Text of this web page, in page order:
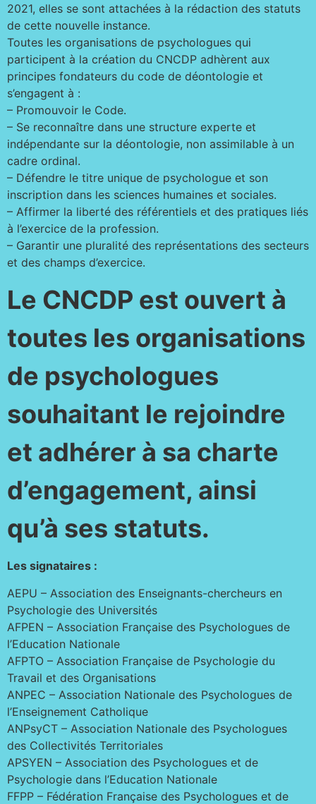
2021, elles se sont attachées à la rédaction des statuts
de cette nouvelle instance.
Toutes les organisations de psychologues qui
participent à la création du CNCDP adhèrent aux
principes fondateurs du code de déontologie et
s’engagent à :
– Promouvoir le Code.
– Se reconnaître dans une structure experte et
indépendante sur la déontologie, non assimilable à un
cadre ordinal.
– Défendre le titre unique de psychologue et son
inscription dans les sciences humaines et sociales.
– Affirmer la liberté des référentiels et des pratiques liés
à l’exercice de la profession.
– Garantir une pluralité des représentations des secteurs
et des champs d’exercice.
Le CNCDP est ouvert à
toutes les organisations
de psychologues
souhaitant le rejoindre
et adhérer à sa charte
d’engagement, ainsi
qu’à ses statuts.
Les signataires :
AEPU – Association des Enseignants-chercheurs en
Psychologie des Universités
AFPEN – Association Française des Psychologues de
l’Education Nationale
AFPTO – Association Française de Psychologie du
Travail et des Organisations
ANPEC – Association Nationale des Psychologues de
l’Enseignement Catholique
ANPsyCT – Association Nationale des Psychologues
des Collectivités Territoriales
APSYEN – Association des Psychologues et de
Psychologie dans l’Education Nationale
FFPP – Fédération Française des Psychologues et de